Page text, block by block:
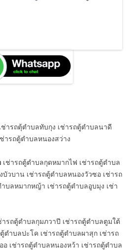
ช่ารถตุ้ตำบลทับกุง เช่ารถตู้ตำบลนาดี
ารถตู้ตำบลหนองสว่าง
เช่ารถตู้ตำบลกุดหมากไฟ เช่ารถตู้ตำบล
วบาน เช่ารถตู้ตำบลหนองวัวซอ เช่ารถ
บลหมากหญ้า เช่ารถตู้ตำบลอูบมุง เช่า
ารถตู้ตำบลกุมภวาปี เช่ารถตู้ตำบลตูมใต้
ตำบลปะโค เช่ารถตู้ตำบลผาสุก เช่ารถ
เช่ารถตู้ตำบลหนองหว้า เช่ารถตู้ตำบล